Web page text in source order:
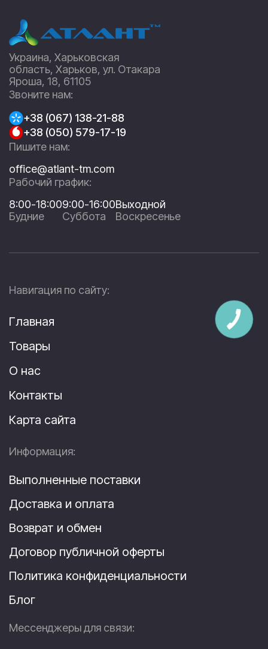
Украина, Харьковская
область, Харьков, ул. Отакара
Яроша, 18, 61105
Звоните нам:
+38 (067) 138-21-88
+38 (050) 579-17-19
Пишите нам:
office@atlant-tm.com
Рабочий график:
8:00-18:00
Будние
9:00-16:00
Суббота
Выходной
Воскресенье
Навигация по сайту:
Главная
Товары
О нас
Контакты
Карта сайта
Информация:
Выполненные поставки
Доставка и оплата
Возврат и обмен
Договор публичной оферты
Политика конфиденциальности
Блог
Мессенджеры для связи: